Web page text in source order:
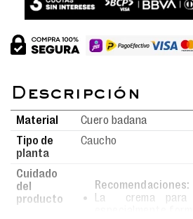
Material
Cuero badana
Tipo de
planta
Caucho
Cuidado
del
producto
Recomendaciones:
La crema para